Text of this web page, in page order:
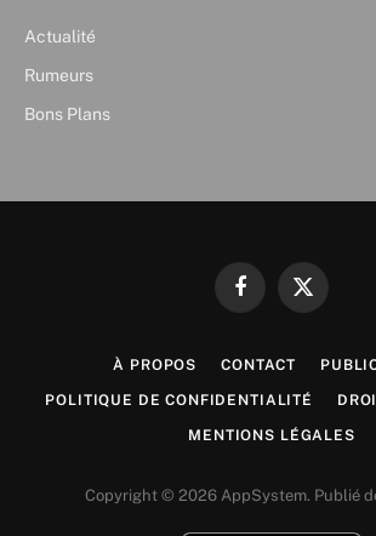
Actualité
Rumeurs
Bons Plans
FacebookX
À PROPOS CONTACT
POLITIQUE DE CONFIDENTIALITÉ
MENTIONS LÉGALES
Copyright © 2026 AppSystem. Publié